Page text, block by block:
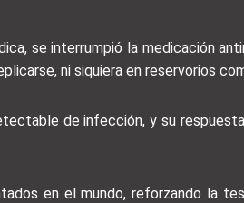
se interrumpió la medicación
ni siquiera en reservorios
de infección, y su
en el mundo, reforzando la